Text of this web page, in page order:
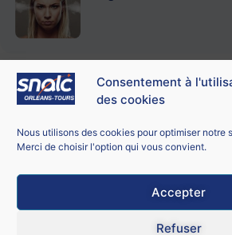
Consentement à
des cookies
Nous utilisons des cookies pour optimiser notre
Merci de choisir l'option qui vous convient.
Accepter
Refuser
Contacter le SNALC
21 bis rue George
18100 Vierzon
Mentions légales